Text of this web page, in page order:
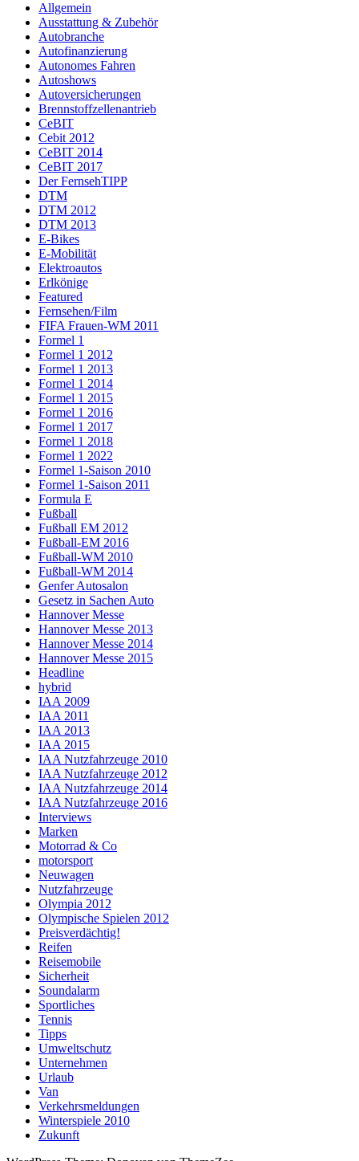
Allgemein
Ausstattung & Zubehör
Autobranche
Autofinanzierung
Autonomes Fahren
Autoshows
Autoversicherungen
Brennstoffzellenantrieb
CeBIT
Cebit 2012
CeBIT 2014
CeBIT 2017
Der FernsehTIPP
DTM
DTM 2012
DTM 2013
E-Bikes
E-Mobilität
Elektroautos
Erlkönige
Featured
Fernsehen/Film
FIFA Frauen-WM 2011
Formel 1
Formel 1 2012
Formel 1 2013
Formel 1 2014
Formel 1 2015
Formel 1 2016
Formel 1 2017
Formel 1 2018
Formel 1 2022
Formel 1-Saison 2010
Formel 1-Saison 2011
Formula E
Fußball
Fußball EM 2012
Fußball-EM 2016
Fußball-WM 2010
Fußball-WM 2014
Genfer Autosalon
Gesetz in Sachen Auto
Hannover Messe
Hannover Messe 2013
Hannover Messe 2014
Hannover Messe 2015
Headline
hybrid
IAA 2009
IAA 2011
IAA 2013
IAA 2015
IAA Nutzfahrzeuge 2010
IAA Nutzfahrzeuge 2012
IAA Nutzfahrzeuge 2014
IAA Nutzfahrzeuge 2016
Interviews
Marken
Motorrad & Co
motorsport
Neuwagen
Nutzfahrzeuge
Olympia 2012
Olympische Spielen 2012
Preisverdächtig!
Reifen
Reisemobile
Sicherheit
Soundalarm
Sportliches
Tennis
Tipps
Umweltschutz
Unternehmen
Urlaub
Van
Verkehrsmeldungen
Winterspiele 2010
Zukunft